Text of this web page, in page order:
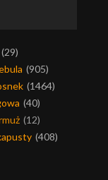
(29)
(905)
(1464)
(40)
(12)
(408)